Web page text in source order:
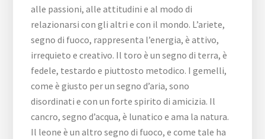
alle passioni, alle attitudini e al modo di
relazionarsi con gli altri e con il mondo. L’ariete,
segno di fuoco, rappresenta l’energia, è attivo,
irrequieto e creativo. Il toro è un segno di terra, è
fedele, testardo e piuttosto metodico. I gemelli,
come è giusto per un segno d’aria, sono
disordinati e con un forte spirito di amicizia. Il
cancro, segno d’acqua, è lunatico e ama la natura.
Il leone è un altro segno di fuoco, e come tale ha